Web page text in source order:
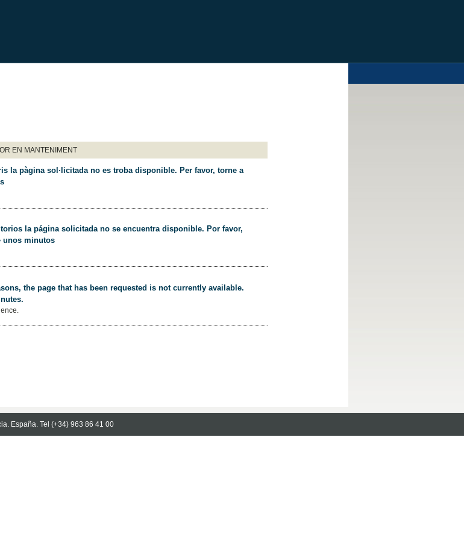
EN MANTENIMENT
la pàgina sol·licitada no es troba disponible. Per favor, torne a
la página solicitada no se encuentra disponible. Por favor,
unos minutos
the page that has been requested is not currently available.
España. Tel (+34) 963 86 41 00